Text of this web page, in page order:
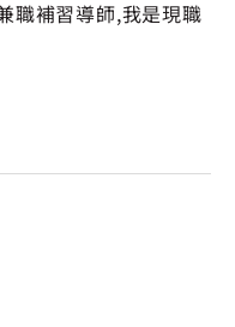
職補習導師,我是現職